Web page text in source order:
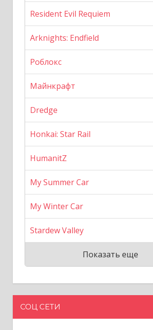
Resident Evil Requiem
Arknights: Endfield
Роблокс
Майнкрафт
Dredge
Honkai: Star Rail
HumanitZ
My Summer Car
My Winter Car
Stardew Valley
Показать еще
СОЦ СЕТИ